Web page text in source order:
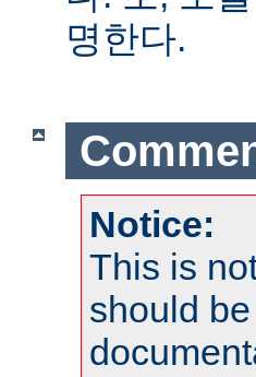
명한다.
Notice:
This is
should